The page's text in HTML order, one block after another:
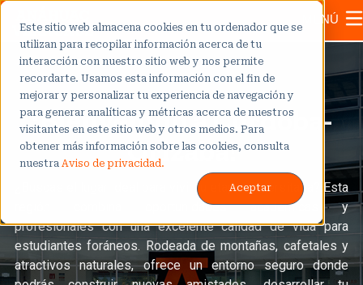
Este sitio web almacena cookies en tu ordenador que se
utilizan para recopilar información acerca de tu
interacción con nuestro sitio web y nos permite
recordarte. Usamos esta información con el fin de
mejorar y personalizar tu experiencia de navegación y
para generar analíticas y métricas acerca de nuestros
visitantes en este sitio web y otros medios. Para
obtener más información sobre las cookies, consulta
nuestra Aviso de privacidad.
Aceptar
MENÚ
¡Bienvenido a Córdoba-
Orizaba!
¿Buscas el lugar ideal para vivir tu etapa universitaria? Esta
región combina oportunidades académicas y
profesionales con una excelente calidad de vida para
estudiantes foráneos. Rodeada de montañas, cafetales y
atractivos naturales, ofrece un entorno seguro donde